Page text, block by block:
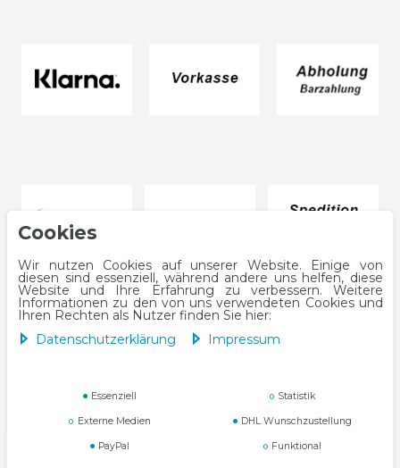
Cookies
Wir nutzen Cookies auf unserer Website. Einige von
diesen sind essenziell, während andere uns helfen, diese
Website und Ihre Erfahrung zu verbessern. Weitere
Informationen zu den von uns verwendeten Cookies und
Ihren Rechten als Nutzer finden Sie hier:
Daten­schutz­erklärung
Impressum
Essenziell Statistik
Externe Medien DHL Wunschzustellung
PayPal Funktional
Impressum Daten­schutz­erklärung